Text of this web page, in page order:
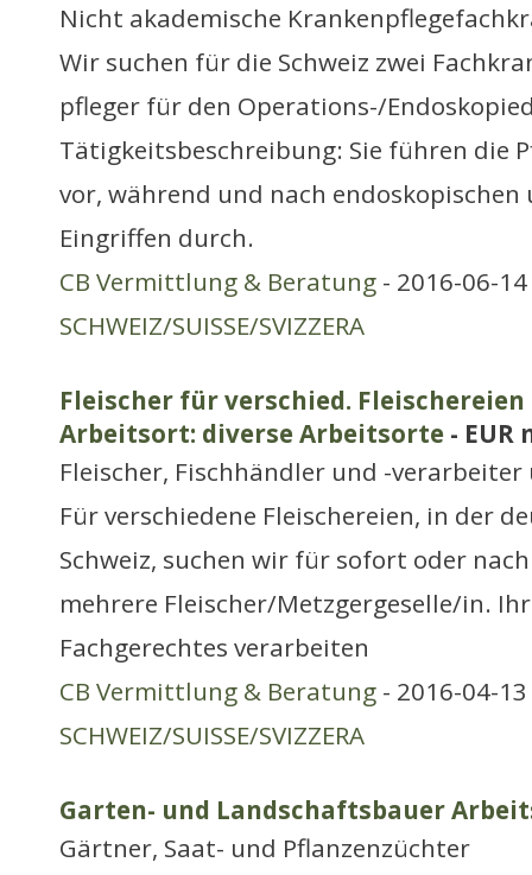
Nicht akademische
Wir suchen für die Schweiz zwei
pfleger für den Operations-/
Tätigkeitsbeschreibung: Sie führen die
vor, während und nach
Eingriffen durch.
CB Vermittlung & Beratung - 2016-06-
SCHWEIZ/SUISSE/SVIZZERA
Fleischer für verschied. Fleischereien
Arbeitsort: diverse Arbeitsorte -
Fleischer, Fischhändler und -
Für verschiedene Fleischereien, in der
Schweiz, suchen wir für sofort oder
mehrere Fleischer/Metzgergeselle/in.
Fachgerechtes verarbeiten
CB Vermittlung & Beratung - 2016-04-
SCHWEIZ/SUISSE/SVIZZERA
Garten- und Landschaftsbauer
Gärtner, Saat- und Pflanzenzüchter